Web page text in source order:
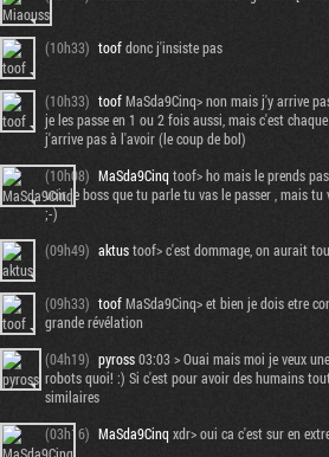
(10h33) toofdonc j'insiste pas
(10h33) toofMaSda9Cinq> non mais j'y arrive
je les passe en 1 ou 2 fois aussi, mais c'est
j'arrive pas à l'avoir (le coup de bol)
(10h08) MaSda9Cinqtoof> ho mais le prends
voir le boss que tu parle tu vas le passer , mais tu
;-)
(09h49) aktustoof> c'est dommage, on aurait
(09h33) toofMaSda9Cinq> et bien je dois etre
grande révélation
(04h19) pyross03:03 > Ouai mais moi je veux
robots quoi! :) Si c'est pour avoir des humains
similaires
(03h16) MaSda9Cinqxdr> oui ca c'est sur en